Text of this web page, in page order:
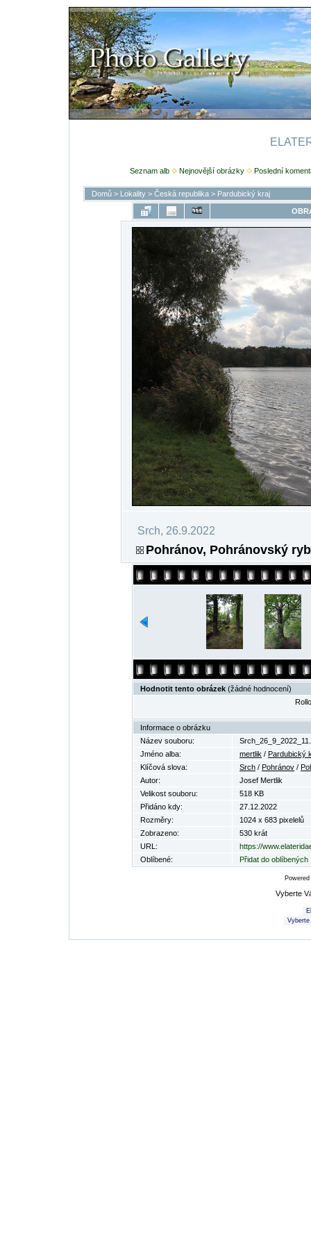
Seznam alb Nejnovější obrázky Poslední
Domů> Lokality> Česká republika> Pardubický kraj
Srch, 26.9.2022
Pohránov, Pohránovský
Hodnotit tento obrázek (žádné hodnocení)
Informace o obrázku
Název souboru:
Jméno alba:
mertlik / Pardubický
Klíčová slova:
Srch / Pohránov /
Autor:
Josef Mertlik
Velikost souboru:
518 KB
Přidáno kdy:
27.12.2022
Rozměry:
1024 x 683 pixelelů
Zobrazeno:
530 krát
URL:
https://
Oblíbené:
Přidat do oblíbených
Vyberte